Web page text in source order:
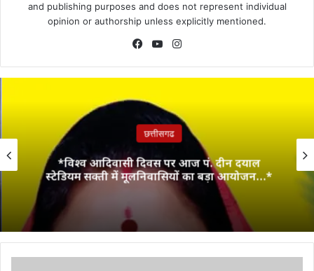
and publishing purposes and does not represent individual
opinion or authorship unless explicitly mentioned.
FacebookYouTube
छत्तीसगढ
*विश्व आदिवासी दिवस पर आज पं. दीन दयाल
स्टेडियम सक्ती में मूलनिवासियों का बड़ा आयोजन…*